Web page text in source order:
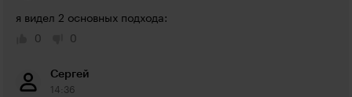
я видел 2 основных подхода:
0
0
Сергей
14:36